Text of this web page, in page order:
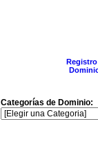
Categorías de Dominio: